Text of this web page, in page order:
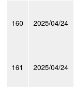
160 2025/04/24
161 2025/04/24